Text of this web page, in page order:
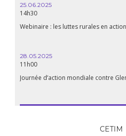
25.06.2025
14h30
Webinaire : les luttes rurales en
28.05.2025
11h00
Journée d’action mondiale contre
CETIM